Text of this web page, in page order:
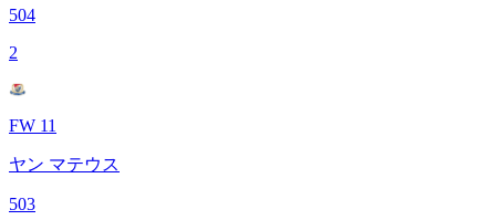
504
2
FW 11
ヤン マテウス
503